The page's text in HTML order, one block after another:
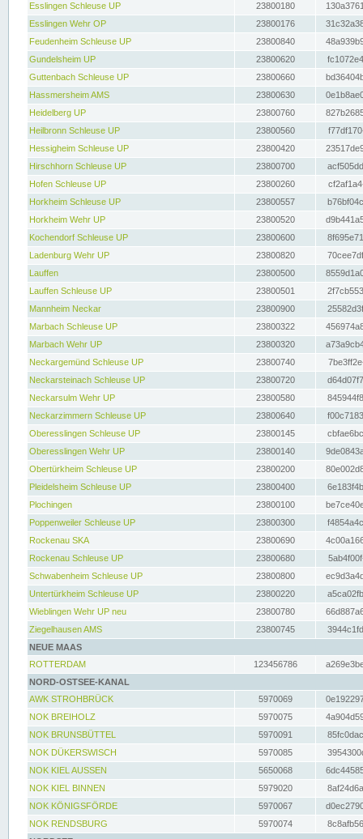
Esslingen Schleuse UP
23800180
Esslingen Wehr OP
23800176
Feudenheim Schleuse UP
23800840
Gundelsheim UP
23800620
Guttenbach Schleuse UP
23800660
Hassmersheim AMS
23800630
Heidelberg UP
23800760
Heilbronn Schleuse UP
23800560
Hessigheim Schleuse UP
23800420
Hirschhorn Schleuse UP
23800700
Hofen Schleuse UP
23800260
Horkheim Schleuse UP
23800557
Horkheim Wehr UP
23800520
Kochendorf Schleuse UP
23800600
Ladenburg Wehr UP
23800820
Lauffen
23800500
Lauffen Schleuse UP
23800501
Mannheim Neckar
23800900
Marbach Schleuse UP
23800322
Marbach Wehr UP
23800320
Neckargemünd Schleuse UP
23800740
Neckarsteinach Schleuse UP
23800720
Neckarsulm Wehr UP
23800580
Neckarzimmern Schleuse UP
23800640
Oberesslingen Schleuse UP
23800145
Oberesslingen Wehr UP
23800140
Obertürkheim Schleuse UP
23800200
Pleidelsheim Schleuse UP
23800400
Plochingen
23800100
Poppenweiler Schleuse UP
23800300
Rockenau SKA
23800690
Rockenau Schleuse UP
23800680
Schwabenheim Schleuse UP
23800800
Untertürkheim Schleuse UP
23800220
Wieblingen Wehr UP neu
23800780
Ziegelhausen AMS
23800745
NEUE MAAS
ROTTERDAM
123456786
NORD-OSTSEE-KANAL
AWK STROHBRÜCK
5970069
NOK BREIHOLZ
5970075
NOK BRUNSBÜTTEL
5970091
NOK DÜKERSWISCH
5970085
NOK KIEL AUSSEN
5650068
NOK KIEL BINNEN
5979020
NOK KÖNIGSFÖRDE
5970067
NOK RENDSBURG
5970074